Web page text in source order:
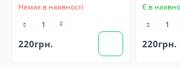
Немає в наявності
220грн.
Є в
220грн.